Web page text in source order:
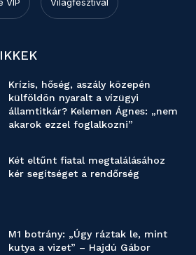
Krízis, hőség, aszály közepén
külföldön nyaralt a vízügyi
államtitkár? Kelemen Ágnes: „nem
akarok ezzel foglalkozni”
Két eltűnt fiatal megtalálásához
kér segítséget a rendőrség
M1 botrány: „Úgy ráztak le, mint
kutya a vizet” – Hajdú Gábor